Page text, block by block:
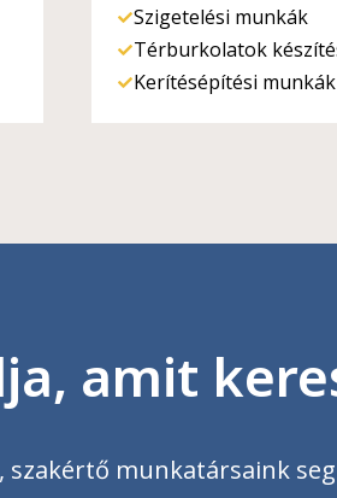
Szigetelési munkák
Térburkolatok
Kerítésépítési munkák
amit
szakértő munkatársaink